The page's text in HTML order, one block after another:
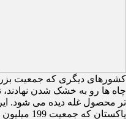
تر محصول غله دیده می شود.